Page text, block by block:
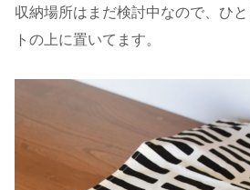
収納場所はまだ検討中なので、ひ
トの上に置いてます。